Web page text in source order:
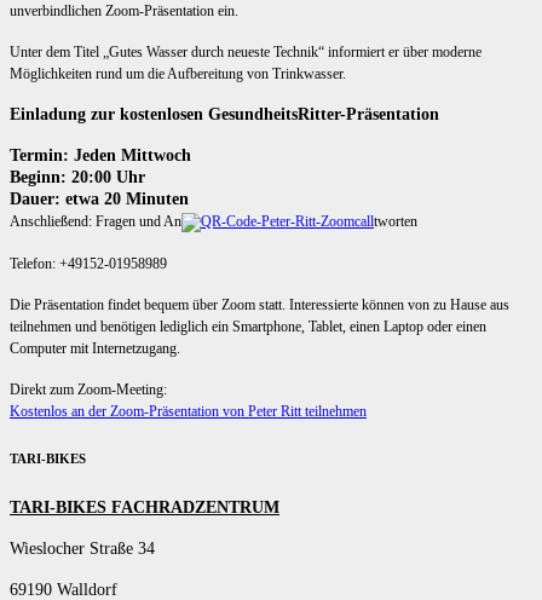
unverbindlichen Zoom-Präsentation ein.
Unter dem Titel „Gutes Wasser durch neueste Technik“ informiert er über moderne
Möglichkeiten rund um die Aufbereitung von Trinkwasser.
Einladung zur kostenlosen GesundheitsRitter-Präsentation
Termin: Jeden Mittwoch
Beginn: 20:00 Uhr
Dauer: etwa 20 Minuten
Anschließend: Fragen und An tworten
Telefon: +49152-01958989
Die Präsentation findet bequem über Zoom statt. Interessierte können von zu Hause aus
teilnehmen und benötigen lediglich ein Smartphone, Tablet, einen Laptop oder einen
Computer mit Internetzugang.
Direkt zum Zoom-Meeting:
Kostenlos an der Zoom-Präsentation von Peter Ritt teilnehmen
TARI-BIKES
TARI-BIKES FACHRADZENTRUM
Wieslocher Straße 34
69190 Walldorf